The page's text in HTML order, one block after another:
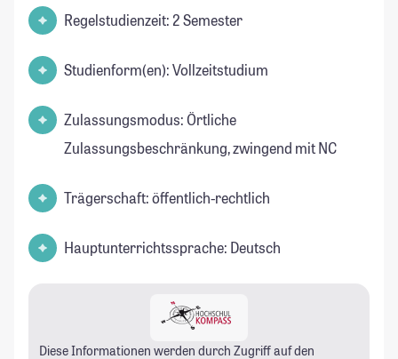
Regelstudienzeit: 2 Semester
Studienform(en): Vollzeitstudium
Zulassungsmodus: Örtliche
Zulassungsbeschränkung, zwingend mit NC
Trägerschaft: öffentlich-rechtlich
Hauptunterrichtssprache: Deutsch
Diese Informationen werden durch Zugriff auf den